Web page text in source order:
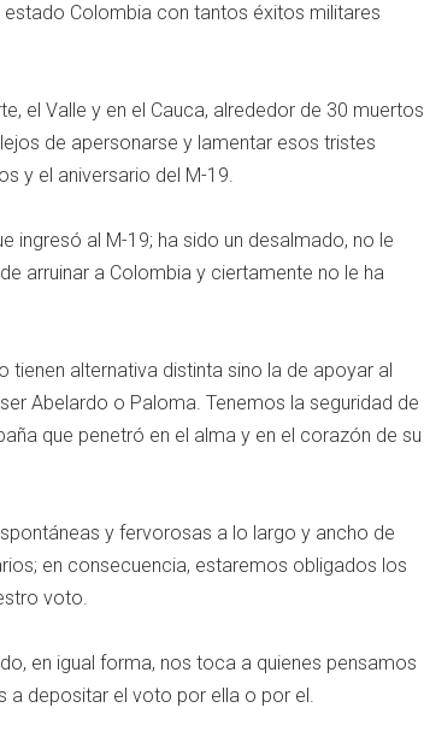
Colombia con tantos éxitos militares
el Valle y en el Cauca, alrededor de 30 muertos
de apersonarse y lamentar esos tristes
y el aniversario del M-19.
ingresó al M-19; ha sido un desalmado, no le
arruinar a Colombia y ciertamente no le ha
tienen alternativa distinta sino la de apoyar al
Abelardo o Paloma. Tenemos la seguridad de
que penetró en el alma y en el corazón de su
y fervorosas a lo largo y ancho de
en consecuencia, estaremos obligados los
voto.
en igual forma, nos toca a quienes pensamos
a depositar el voto por ella o por el.